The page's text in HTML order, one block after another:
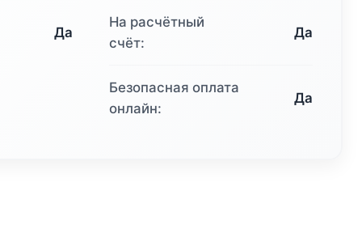
Да
На расчётный
счёт:
Да
Безопасная оплата
онлайн:
Да